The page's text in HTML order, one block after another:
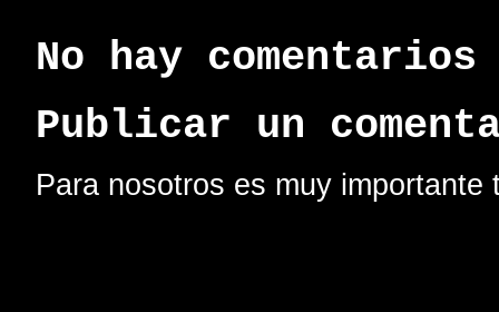
No hay
Publicar un
Para nosotros es muy